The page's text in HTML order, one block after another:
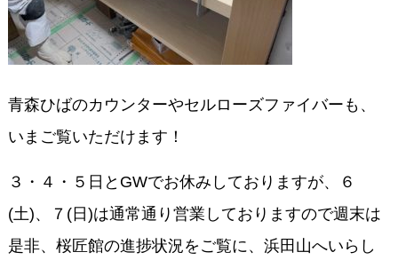
青森ひばのカウンターやセルローズファイバーも、
いまご覧いただけます！
３・４・５日とGWでお休みしておりますが、６
(土)、７(日)は通常通り営業しておりますので週末は
是非、桜匠館の進捗状況をご覧に、浜田山へいらし